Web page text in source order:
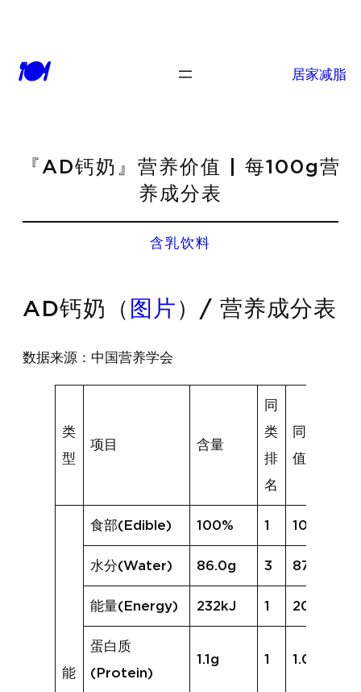
🍽 居家减脂
『AD钙奶』营养价值 | 每100g营
养成分表
含乳饮料
AD钙奶（ 图片 ）/ 营养成分表
数据来源：中国营养学会
类
型
项目 含量
同
类
排
名
同类均
值
能
食部(Edible) 100% 1 100%
水分(Water) 86.0g 3 87.8g
能量(Energy) 232kJ 1 206kJ
蛋白质
(Protein)
1.1g 1 1.0g